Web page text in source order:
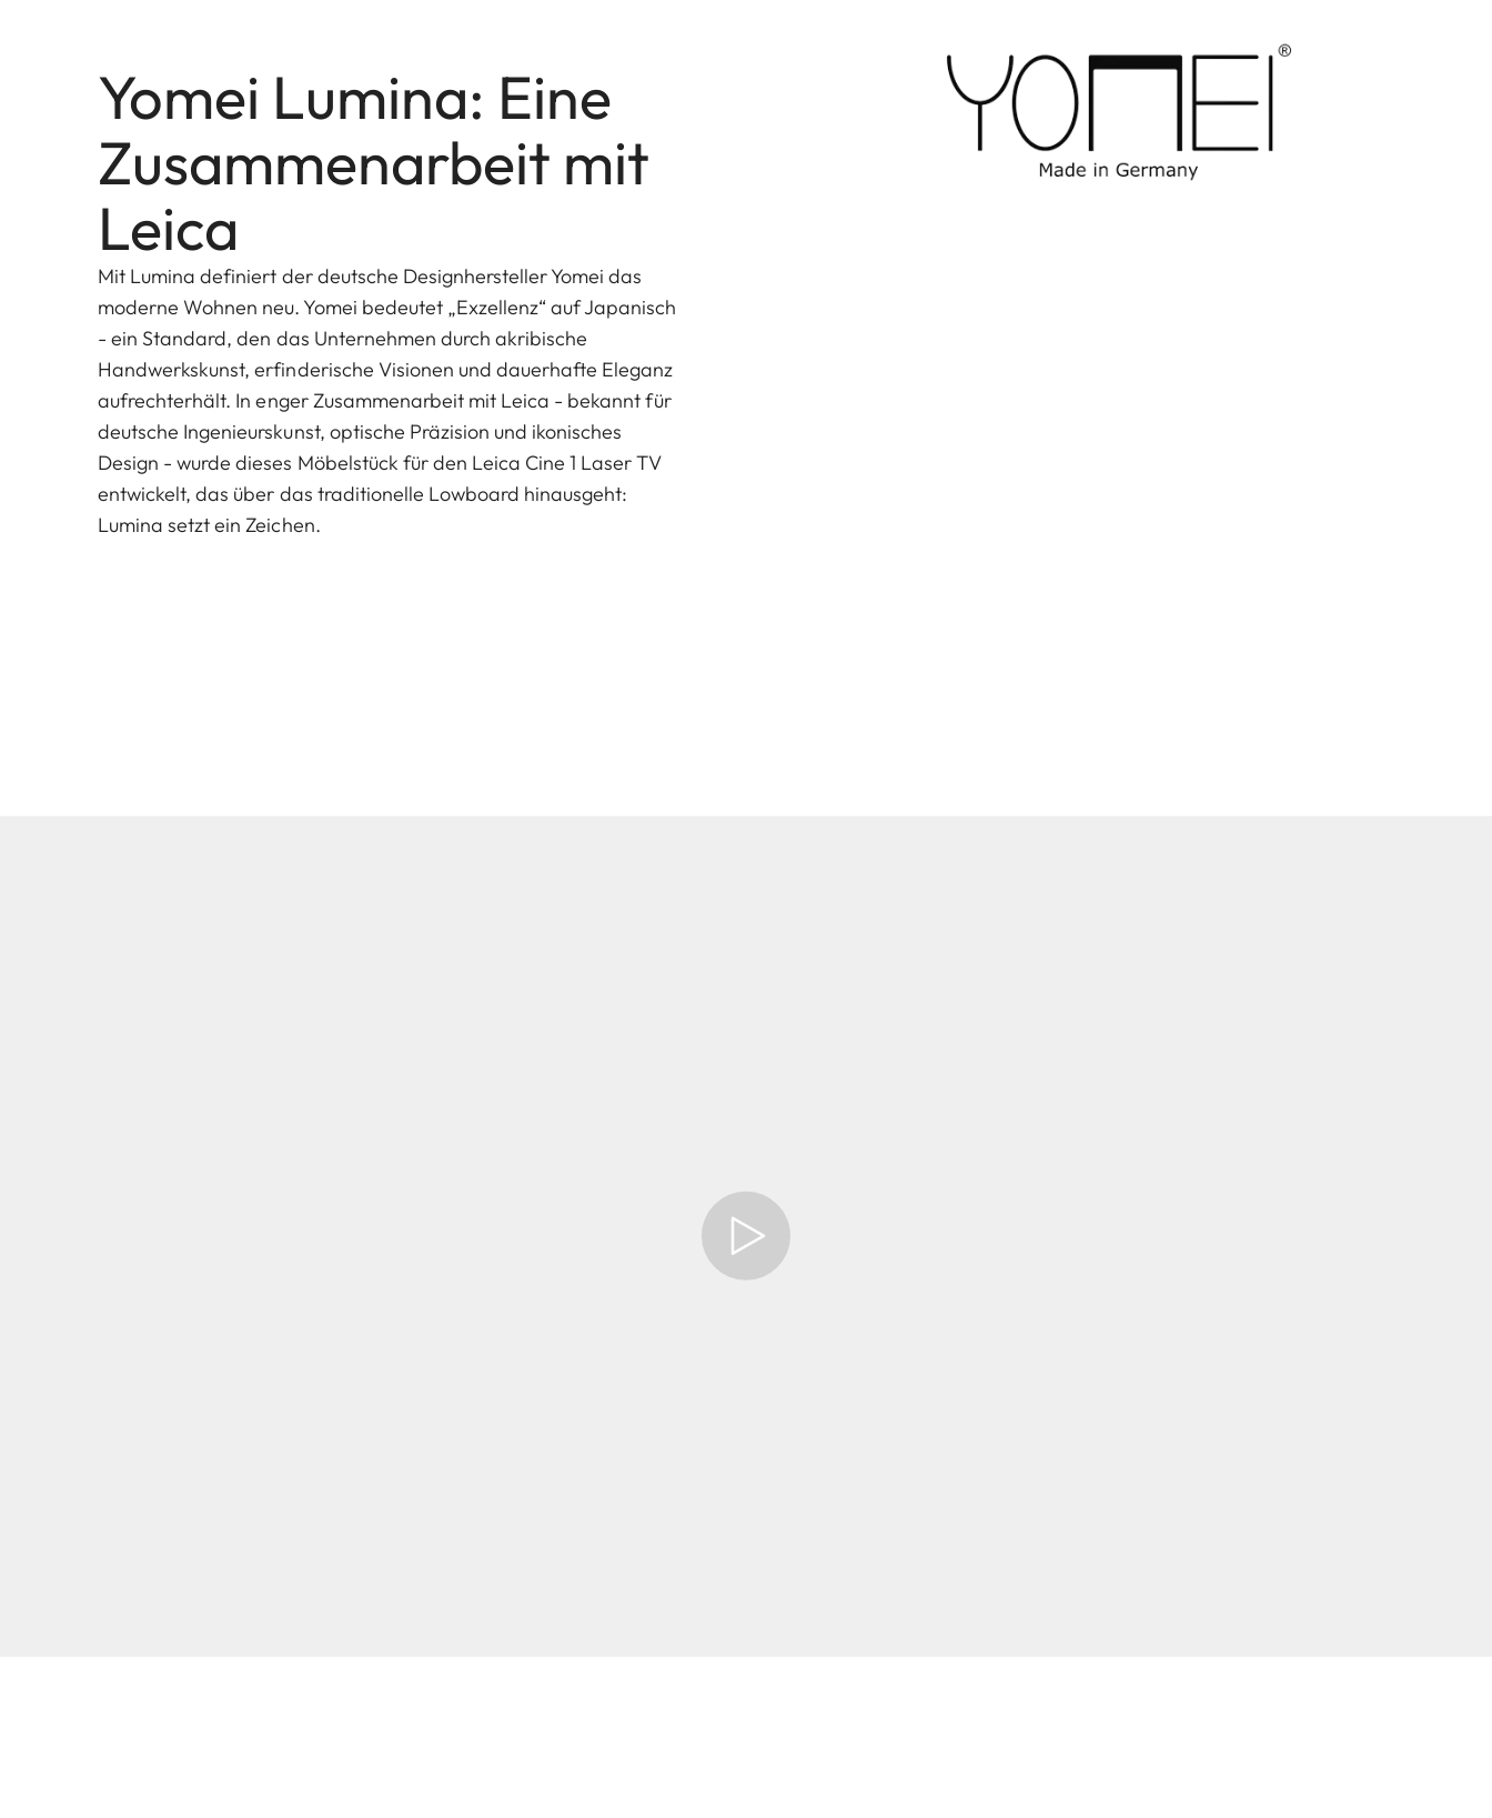
Yomei Lumina: Eine
Zusammenarbeit mit
Leica
Mit Lumina definiert der deutsche Designhersteller Yomei das
moderne Wohnen neu. Yomei bedeutet „Exzellenz“ auf Japanisch
- ein Standard, den das Unternehmen durch akribische
Handwerkskunst, erfinderische Visionen und dauerhafte Eleganz
aufrechterhält. In enger Zusammenarbeit mit Leica - bekannt für
deutsche Ingenieurskunst, optische Präzision und ikonisches
Design - wurde dieses Möbelstück für den Leica Cine 1 Laser TV
entwickelt, das über das traditionelle Lowboard hinausgeht:
Lumina setzt ein Zeichen.